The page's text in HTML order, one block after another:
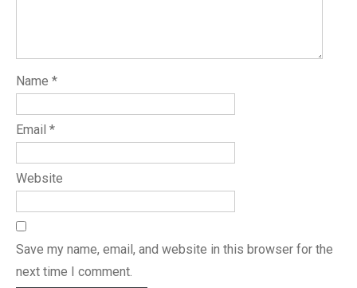
Name *
Email *
Website
Save my name, email, and website in this browser for the
next time I comment.